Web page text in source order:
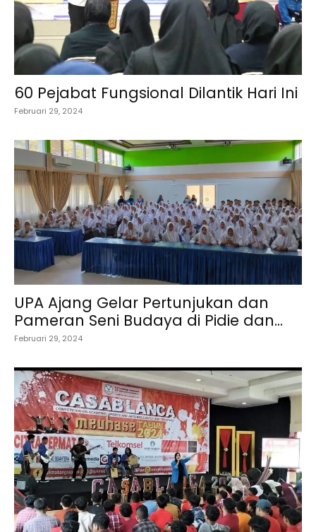
60 Pejabat Fungsional Dilantik Hari Ini
Februari 29, 2024
UPA Ajang Gelar Pertunjukan dan
Pameran Seni Budaya di Pidie dan...
Februari 29, 2024